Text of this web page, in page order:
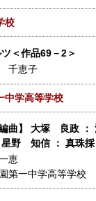
校
＜作品69－2＞
千恵子
学高等学校
曲】 大塚 良政 ：
星野 知信 ： 真珠
恵
第一中学高等学校